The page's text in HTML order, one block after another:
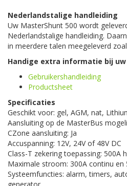
Nederlandstalige handleiding
Uw MasterShunt 500 wordt
Nederlandstalige handleiding.
in meerdere talen meegeleverd
Handige extra informatie bij
Gebruikershandleiding
Productsheet
Specificaties
Geschikt voor: gel, AGM, nat,
Aansluiting op de MasterBus
CZone aansluiting: Ja
Accuspanning: 12V, 24V of 48V DC
Class-T zekering toepassing: 500A
Maximale stroom: 300A continu en
Systeemfuncties: alarm, timers,